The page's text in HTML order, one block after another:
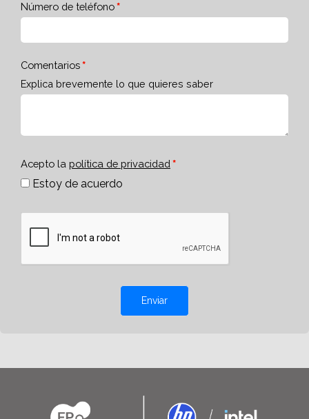
Número de teléfono
Comentarios
Explica brevemente lo que quieres saber
Acepto la política de privacidad
Estoy de acuerdo
Enviar